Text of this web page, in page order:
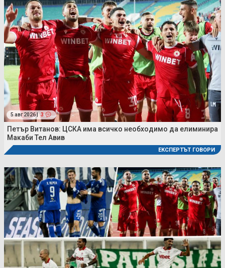
5 авг 2026 | 3
Петър Витанов: ЦСКА има всичко необходимо да елиминира
Макаби Тел Авив
ЕКСПЕРТЪТ ГОВОРИ